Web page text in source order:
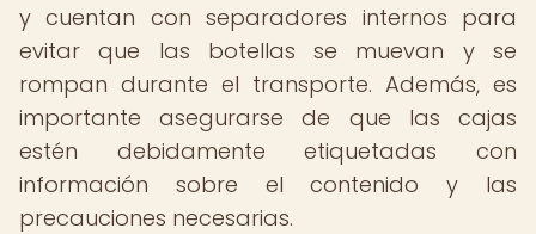
y cuentan con separadores internos para
evitar que las botellas se muevan y se
rompan durante el transporte. Además, es
importante asegurarse de que las cajas
estén debidamente etiquetadas con
información sobre el contenido y las
precauciones necesarias.